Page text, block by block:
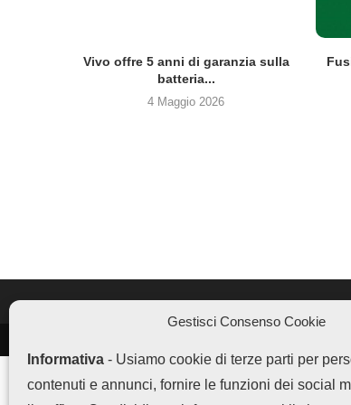
Gestisci Consenso Cookie
Informativa - Usiamo cookie di terze parti per
contenuti e annunci, fornire le funzioni dei social
Vivo offre 5 anni di garanzia sulla
batteria...
4 Maggio 2026
OPPO Find X9 Ultra è su...